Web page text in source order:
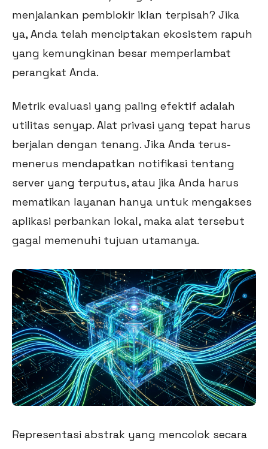
menjalankan pemblokir iklan terpisah? Jika
ya, Anda telah menciptakan ekosistem rapuh
yang kemungkinan besar memperlambat
perangkat Anda.
Metrik evaluasi yang paling efektif adalah
utilitas senyap. Alat privasi yang tepat harus
berjalan dengan tenang. Jika Anda terus-
menerus mendapatkan notifikasi tentang
server yang terputus, atau jika Anda harus
mematikan layanan hanya untuk mengakses
aplikasi perbankan lokal, maka alat tersebut
gagal memenuhi tujuan utamanya.
Representasi abstrak yang mencolok secara